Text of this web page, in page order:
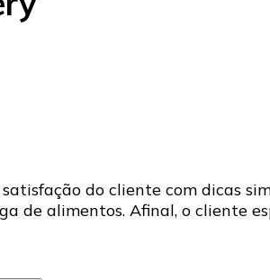
do cliente com dicas
de alimentos. Afinal, o cliente